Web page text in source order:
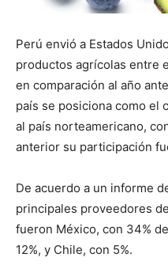
Perú envió a Estados
productos agrícolas entre
en comparación al año
país se posiciona como el
al país norteamericano,
anterior su participación
De acuerdo a un informe
principales proveedores
fueron México, con 34%
12%, y Chile, con 5%.